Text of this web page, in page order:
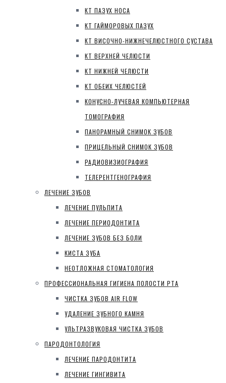
КТ ПАЗУХ НОСА
КТ ГАЙМОРОВЫХ ПАЗУХ
КТ ВИСОЧНО-НИЖНЕЧЕЛЮСТНОГО СУСТАВА
КТ ВЕРХНЕЙ ЧЕЛЮСТИ
КТ НИЖНЕЙ ЧЕЛЮСТИ
КТ ОБЕИХ ЧЕЛЮСТЕЙ
КОНУСНО-ЛУЧЕВАЯ КОМПЬЮТЕРНАЯ
ТОМОГРАФИЯ
ПАНОРАМНЫЙ СНИМОК ЗУБОВ
ПРИЦЕЛЬНЫЙ СНИМОК ЗУБОВ
РАДИОВИЗИОГРАФИЯ
ТЕЛЕРЕНТГЕНОГРАФИЯ
ЛЕЧЕНИЕ ЗУБОВ
ЛЕЧЕНИЕ ПУЛЬПИТА
ЛЕЧЕНИЕ ПЕРИОДОНТИТА
ЛЕЧЕНИЕ ЗУБОВ БЕЗ БОЛИ
КИСТА ЗУБА
НЕОТЛОЖНАЯ СТОМАТОЛОГИЯ
ПРОФЕССИОНАЛЬНАЯ ГИГИЕНА ПОЛОСТИ РТА
ЧИСТКА ЗУБОВ AIR FLOW
УДАЛЕНИЕ ЗУБНОГО КАМНЯ
УЛЬТРАЗВУКОВАЯ ЧИСТКА ЗУБОВ
ПАРОДОНТОЛОГИЯ
ЛЕЧЕНИЕ ПАРОДОНТИТА
ЛЕЧЕНИЕ ГИНГИВИТА